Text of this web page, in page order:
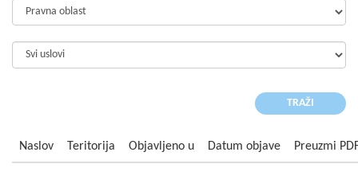
Naslov Teritorija Objavljeno u Datum objave Preuzmi